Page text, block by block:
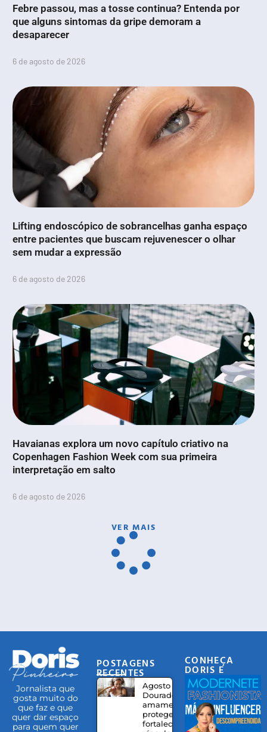
Febre passou, mas a tosse continua? Entenda por
que alguns sintomas da gripe demoram a
desaparecer
6 de agosto de 2026
Lifting endoscópico de sobrancelhas ganha espaço
entre pacientes que buscam rejuvenescer o olhar
sem mudar a expressão
6 de agosto de 2026
Havaianas explora um novo capítulo criativo na
Copenhagen Fashion Week com sua primeira
interpretação em salto
6 de agosto de 2026
VER MAIS
Jornalista que
gosta muito do
que faz e que
quer dar espaço
para quem quer
POSTAGENS
RECENTES
Agosto
Dourado:
amamentação
protege,
fortalece
CONHEÇA
DORIS E
EQUIPE